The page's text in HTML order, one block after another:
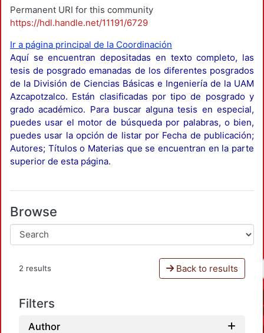
Permanent URI for this community
https://hdl.handle.net/11191/6729
Ir a página principal de la Coordinación
Aquí se encuentran depositadas en texto completo, las
tesis de posgrado emanadas de los diferentes posgrados
de la División de Ciencias Básicas e Ingeniería de la UAM
Azcapotzalco. Están clasificadas por tipo de posgrado y
grado académico. Para buscar alguna tesis en especial,
puedes usar el motor de búsqueda por palabras, o bien,
puedes usar la opción de listar por Fecha de publicación;
Autores; Títulos o Materias que se encuentran en la parte
superior de esta página.
Browse
2 results Back to results
Filters
Author